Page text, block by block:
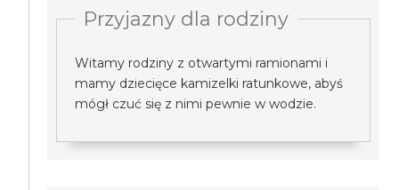
Przyjazny dla rodziny
Witamy rodziny z otwartymi ramionami i
mamy dziecięce kamizelki ratunkowe, abyś
mógł czuć się z nimi pewnie w wodzie.